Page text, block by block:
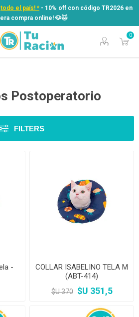
todo el país! * - 10% off con código TR2026 en
compra online! ​🐶​🐱
0
todo el país! *
- 10% off con código TR2026 en
compra online! ​🐶​🐱
Postoperatorio
FILTERS
-
COLLAR ISABELINO TELA M
(ABT-414)
$U 370 $U 351,5